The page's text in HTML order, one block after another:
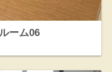
ーム06